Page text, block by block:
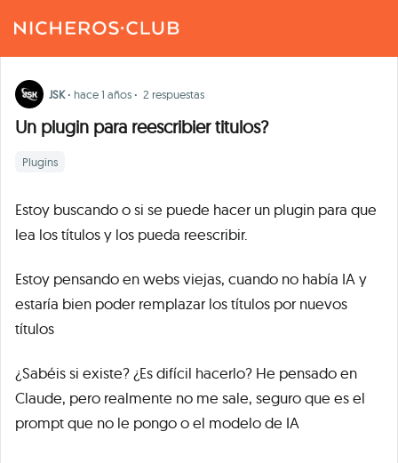
JSK · hace 1 años · 2 respuestas
Un plugin para reescribier titulos?
Plugins
Estoy buscando o si se puede hacer un plugin para que
lea los títulos y los pueda reescribir.
Estoy pensando en webs viejas, cuando no había IA y
estaría bien poder remplazar los títulos por nuevos
títulos
¿Sabéis si existe? ¿Es difícil hacerlo? He pensado en
Claude, pero realmente no me sale, seguro que es el
prompt que no le pongo o el modelo de IA